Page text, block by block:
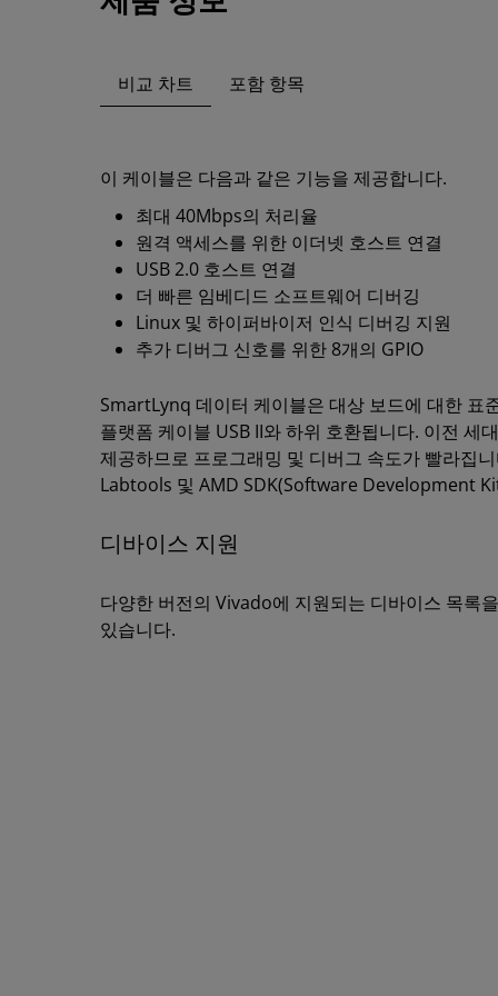
비교 차트 포함 항목
이 케이블은 다음과 같은 기능을 제공합니다.
최대 40Mbps의 처리율
원격 액세스를 위한 이더넷 호스트 연결
USB 2.0 호스트 연결
더 빠른 임베디드 소프트웨어 디버깅
Linux 및 하이퍼바이저 인식 디버깅 지원
추가 디버그 신호를 위한 8개의 GPIO
SmartLynq 데이터 케이블은 대상 보드에 대한 표
플랫폼 케이블 USB II와 하위 호환됩니다. 이전 세
제공하므로 프로그래밍 및 디버그 속도가 빨라집
Labtools 및 AMD SDK(Software Development
디바이스 지원
다양한 버전의 Vivado에 지원되는 디바이스 목록
있습니다.